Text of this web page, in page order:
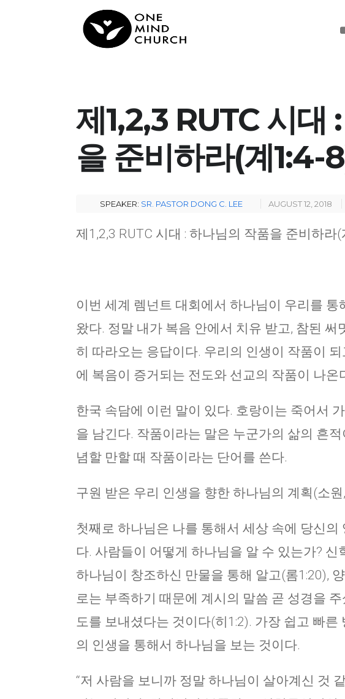
제1,2,3 RUTC 시대
을 준비하라(계1:4-
SPEAKER: SR. PASTOR DONG C. LEE AUGUST 12, 2018
제1,2,3 RUTC 시대 : 하나님의 작품을 준비하
이번 세계 렘넌트 대회에서 하나님이 우리를 통
왔다. 정말 내가 복음 안에서 치유 받고, 참된
히 따라오는 응답이다. 우리의 인생이 작품이
에 복음이 증거되는 전도와 선교의 작품이 나온
한국 속담에 이런 말이 있다. 호랑이는 죽어서
을 남긴다. 작품이라는 말은 누군가의 삶의 흔
념할 만할 때 작품이라는 단어를 쓴다.
구원 받은 우리 인생을 향한 하나님의 계획(소
첫째로 하나님은 나를 통해서 세상 속에 당신의
다. 사람들이 어떻게 하나님을 알 수 있는가?
하나님이 창조하신 만물을 통해 알고(롬1:20),
로는 부족하기 때문에 계시의 말씀 곧 성경을
도를 보내셨다는 것이다(히1:2). 가장 쉽고 빠
의 인생을 통해서 하나님을 보는 것이다.
“저 사람을 보니까 정말 하나님이 살아계신 것